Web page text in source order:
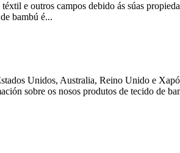
e outros campos debido ás súas
bambú é...
Unidos, Australia, Reino Unido e
sobre os nosos produtos de tecido de